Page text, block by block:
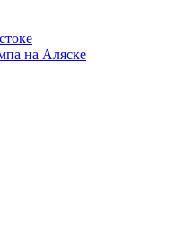
на Аляске